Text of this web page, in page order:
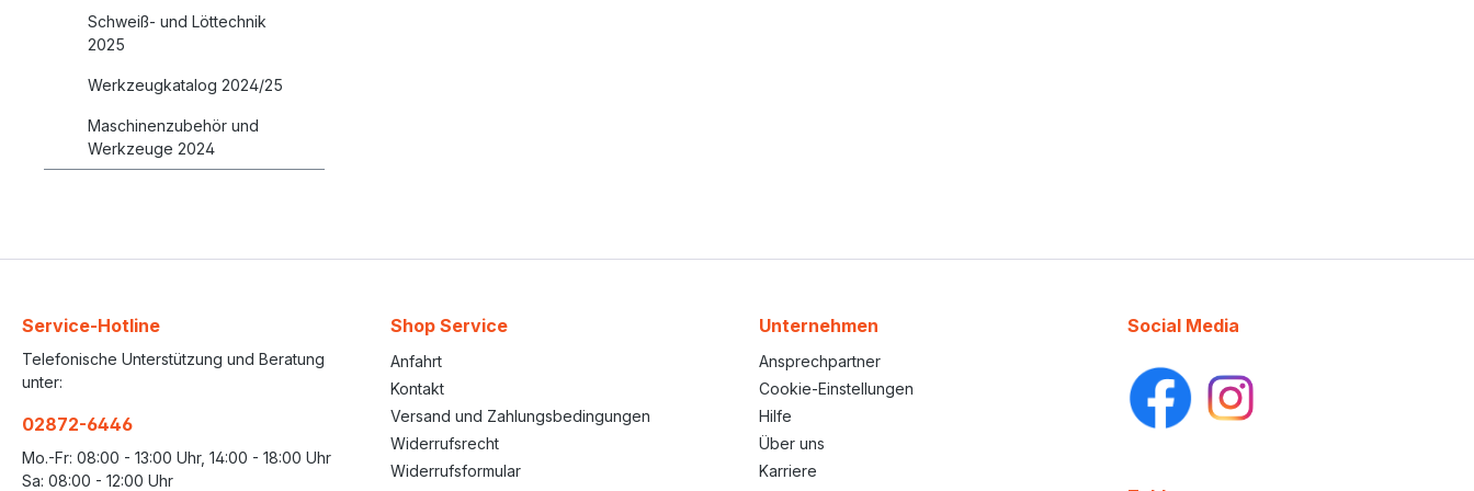
Schweiß- und Löttechnik
2025
Werkzeugkatalog 2024/25
Maschinenzubehör und
Werkzeuge 2024
Service-Hotline
Telefonische Unterstützung und Beratung
unter:
02872-6446
Mo.-Fr: 08:00 - 13:00 Uhr, 14:00 - 18:00 Uhr
Sa: 08:00 - 12:00 Uhr
Shop Service
Anfahrt
Kontakt
Versand und Zahlungsbedingungen
Widerrufsrecht
Widerrufsformular
Unternehmen
Ansprechpartner
Cookie-Einstellungen
Hilfe
Über uns
Karriere
Social Media